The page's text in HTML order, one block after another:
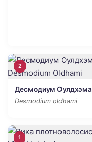
2
Десмодиум Оулдхэма
Desmodium oldhami
1